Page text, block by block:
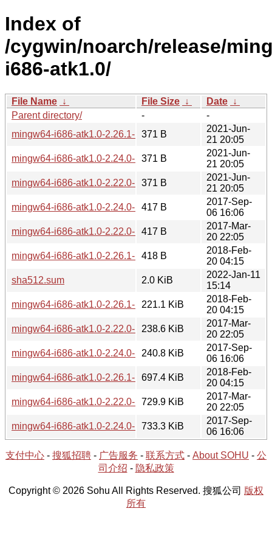
Index of
/cygwin/noarch/release/
i686-atk1.0/
File Name ↓ File Size ↓ Date ↓
Parent directory/
-
-
mingw64-i686-atk1.0-2.26.1-1-src.hint
371 B
2021-Jun-
21 20:05
mingw64-i686-atk1.0-2.24.0-1-src.hint
371 B
2021-Jun-
21 20:05
mingw64-i686-atk1.0-2.22.0-1-src.hint
371 B
2021-Jun-
21 20:05
mingw64-i686-atk1.0-2.24.0-1.hint
417 B
2017-Sep-
06 16:06
mingw64-i686-atk1.0-2.22.0-1.hint
417 B
2017-Mar-
20 22:05
mingw64-i686-atk1.0-2.26.1-1.hint
418 B
2018-Feb-
20 04:15
sha512.sum
2.0 KiB
2022-Jan-11
15:14
mingw64-i686-atk1.0-2.26.1-1.tar.xz
221.1 KiB
2018-Feb-
20 04:15
mingw64-i686-atk1.0-2.22.0-1.tar.xz
238.6 KiB
2017-Mar-
20 22:05
mingw64-i686-atk1.0-2.24.0-1.tar.xz
240.8 KiB
2017-Sep-
06 16:06
mingw64-i686-atk1.0-2.26.1-1-src.tar.xz
697.4 KiB
2018-Feb-
20 04:15
mingw64-i686-atk1.0-2.22.0-1-src.tar.xz
729.9 KiB
2017-Mar-
20 22:05
mingw64-i686-atk1.0-2.24.0-1-src.tar.xz
733.3 KiB
2017-Sep-
06 16:06
支付中心 - 搜狐招聘 - 广告服务 - 联系方式 - About SOHU - 公
司介绍 - 隐私政策
Copyright © 2026 Sohu All Rights Reserved. 搜狐公司 版权
所有